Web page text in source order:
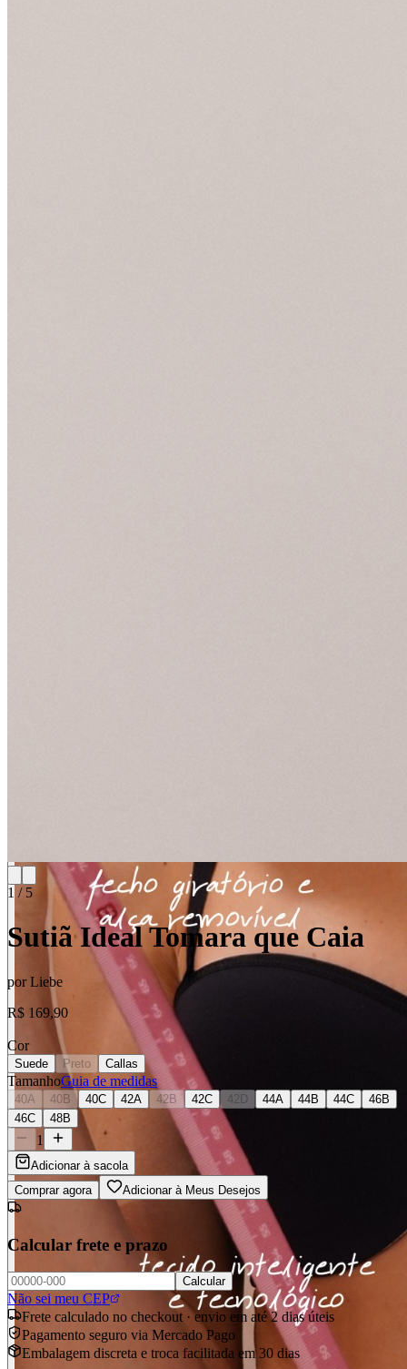
1 / 5
Sutiã Ideal Tomara que Caia
porLiebe
R$ 169,90
Cor
Suede Preto Callas
TamanhoGuia de medidas
40A 40B 40C 42A 42B 42C 42D 44A 44B 44C
46B
46C
48B
1
Adicionar à sacola
Comprar agora
Adicionar à Meus Desejos
Calcular frete e prazo
Calcular
Não sei meu CEP
Frete calculado no checkout · envio em até 2 dias úteis
Pagamento seguro via Mercado Pago
Embalagem discreta e troca facilitada em 30 dias